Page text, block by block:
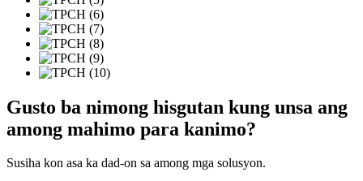
Gusto ba nimong hisgutan kung unsa ang
among mahimo para kanimo?
Susiha kon asa ka dad-on sa among mga solusyon.